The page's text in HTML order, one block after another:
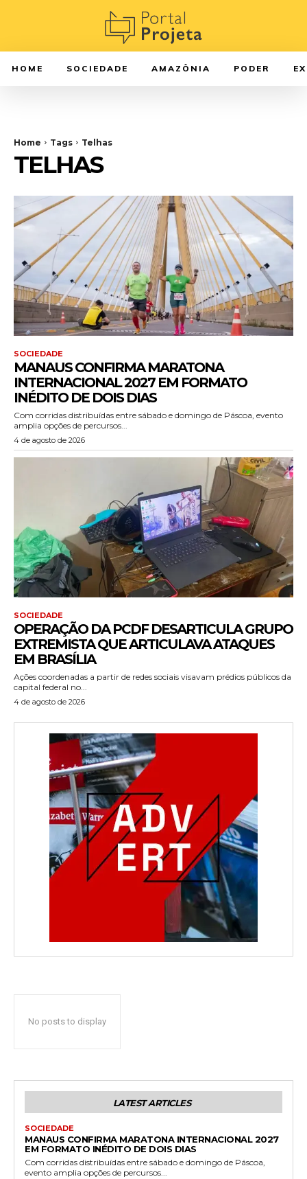
HOME SOCIEDADE AMAZÔNIA PODER
Home Tags Telhas
TELHAS
SOCIEDADE
MANAUS CONFIRMA MARATONA
INTERNACIONAL 2027 EM FORMATO
INÉDITO DE DOIS DIAS
Com corridas distribuídas entre sábado e domingo de Páscoa, evento
amplia opções de percursos...
4 de agosto de 2026
SOCIEDADE
OPERAÇÃO DA PCDF DESARTICULA GRUPO
EXTREMISTA QUE ARTICULAVA ATAQUES
EM BRASÍLIA
Ações coordenadas a partir de redes sociais visavam prédios públicos da
capital federal no...
4 de agosto de 2026
No posts to display
LATEST ARTICLES
SOCIEDADE
MANAUS CONFIRMA MARATONA INTERNACIONAL 2027
EM FORMATO INÉDITO DE DOIS DIAS
Com corridas distribuídas entre sábado e domingo de Páscoa,
evento amplia opções de percursos...